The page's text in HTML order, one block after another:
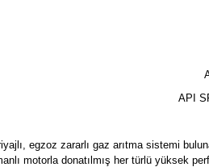
API
egzoz zararlı gaz arıtma sistemi
motorla donatılmış her türlü yüksek